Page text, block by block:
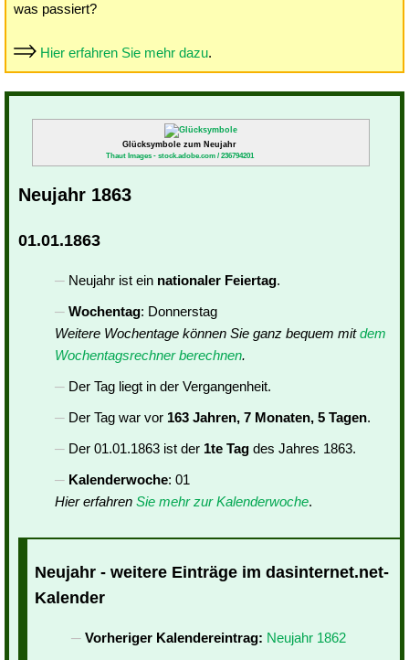
was passiert?
Hier erfahren Sie mehr dazu.
Glücksymbole zum Neujahr
Thaut Images - stock.adobe.com / 236794201
Neujahr 1863
01.01.1863
Neujahr ist ein nationaler Feiertag.
Wochentag: Donnerstag
Weitere Wochentage können Sie ganz bequem mitdem
Wochentagsrechner berechnen.
Der Tag liegt in der Vergangenheit.
Der Tag war vor 163 Jahren, 7 Monaten, 5 Tagen.
Der 01.01.1863 ist der 1te Tag des Jahres 1863.
Kalenderwoche: 01
Hier erfahren Sie mehr zur Kalenderwoche.
Neujahr - weitere Einträge im dasinternet.net-
Kalender
Vorheriger Kalendereintrag: Neujahr 1862